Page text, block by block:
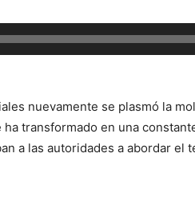
nuevamente se plasmó la
transformado en una
a las autoridades a abordar el